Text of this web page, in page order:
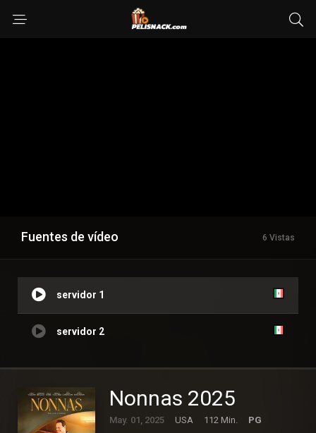
Fuentes de vídeo 6 Vistas
servidor 1
servidor 2
Nonnas 2025
May. 01, 2025 USA 112 Min.
PG